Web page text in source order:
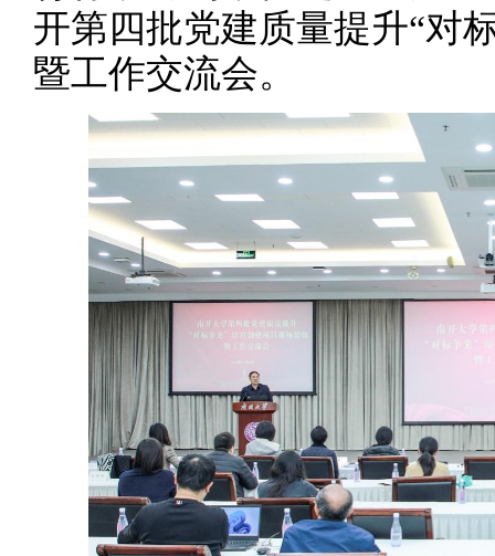
开第四批党建质量提升“对
暨工作交流会。